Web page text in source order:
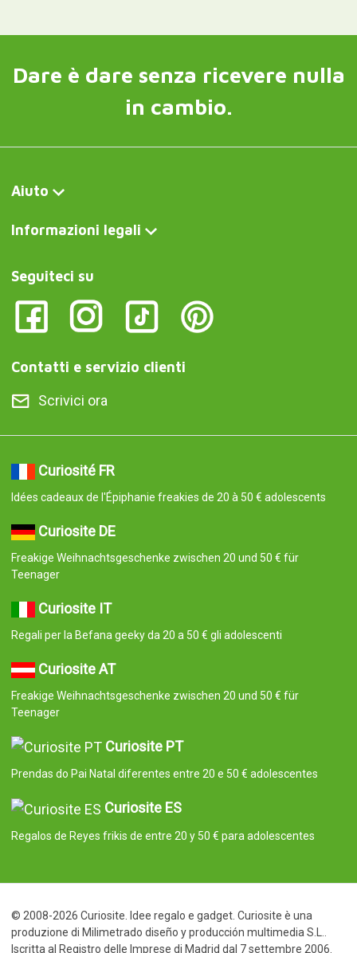
Dare è dare senza ricevere nulla
in cambio.
Aiuto
Informazioni legali
Seguiteci su
Contatti e servizio clienti
Scrivici ora
Curiosité FR
Idées cadeaux de l'Épiphanie freakies de 20 à 50 € adolescents
Curiosite DE
Freakige Weihnachtsgeschenke zwischen 20 und 50 € für
Teenager
Curiosite IT
Regali per la Befana geeky da 20 a 50 € gli adolescenti
Curiosite AT
Freakige Weihnachtsgeschenke zwischen 20 und 50 € für
Teenager
Curiosite PT
Prendas do Pai Natal diferentes entre 20 e 50 € adolescentes
Curiosite ES
Regalos de Reyes frikis de entre 20 y 50 € para adolescentes
© 2008-2026 Curiosite. Idee regalo e gadget. Curiosite è una
produzione di Milimetrado diseño y producción multimedia S.L..
Iscritta al Registro delle Imprese di Madrid dal 7 settembre 2006.